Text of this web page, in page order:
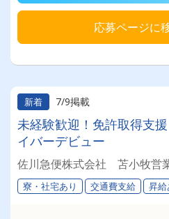
応募ページに
新着 7/9掲載
未経験歓迎！免許取得支
イバーデビュー
佐川急便株式会社 苫小牧営
寮・社宅あり 交通費支給 昇給